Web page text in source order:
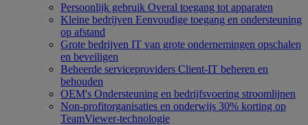
Persoonlijk gebruik Overal toegang tot apparaten
Kleine bedrijven Eenvoudige toegang en ondersteuning
op afstand
Grote bedrijven IT van grote ondernemingen opschalen
en beveiligen
Beheerde serviceproviders Client-IT beheren en
behouden
OEM's Ondersteuning en bedrijfsvoering stroomlijnen
Non-profitorganisaties en onderwijs 30% korting op
TeamViewer-technologie